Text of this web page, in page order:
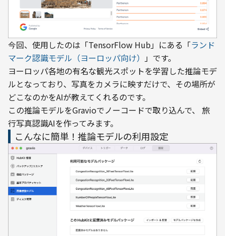
今回、使用したのは「TensorFlow Hub」にある「ランド
マーク認識モデル（ヨーロッパ向け） 」です。
ヨーロッパ各地の有名な観光スポットを学習した推論モデ
ルとなっており、写真をカメラに映すだけで、その場所が
どこなのかをAIが教えてくれるのです。
この推論モデルをGravioでノーコードで取り込んで、 旅
行写真認識AIを作ってみます。
こんなに簡単！推論モデルの利用設定